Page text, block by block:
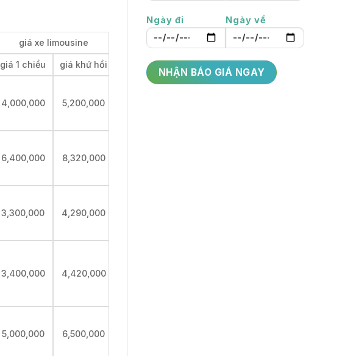
giá xe limousine
giá 1 chiều giá khứ hồi
4,000,000 5,200,000
6,400,000 8,320,000
3,300,000 4,290,000
3,400,000 4,420,000
5,000,000 6,500,000
Ngày đi Ngày về